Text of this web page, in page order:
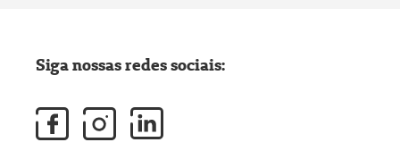
Siga nossas redes sociais: